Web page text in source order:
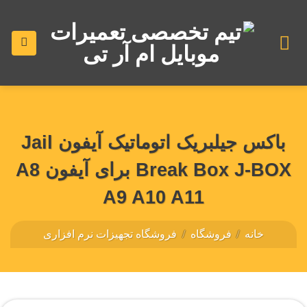
محتوا
باکس جیلبریک اتوماتیک آیفون Jail
Break Box J-BOX برای آیفون A8
A9 A10 A11
خانه / فروشگاه / فروشگاه تجهیزات نرم افزاری